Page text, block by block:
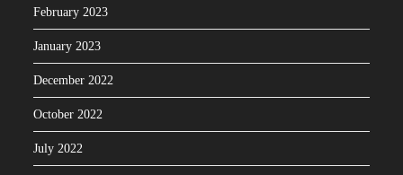
February 2023
January 2023
December 2022
October 2022
July 2022